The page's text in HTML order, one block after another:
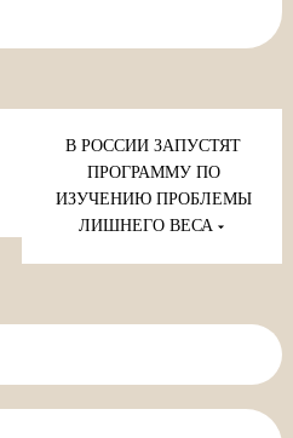
В РОССИИ ЗАПУСТЯТ
ПРОГРАММУ ПО
ИЗУЧЕНИЮ ПРОБЛЕМЫ
ЛИШНЕГО ВЕСА